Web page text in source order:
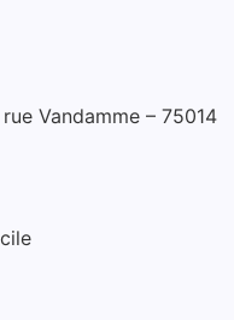
Vandamme – 75014